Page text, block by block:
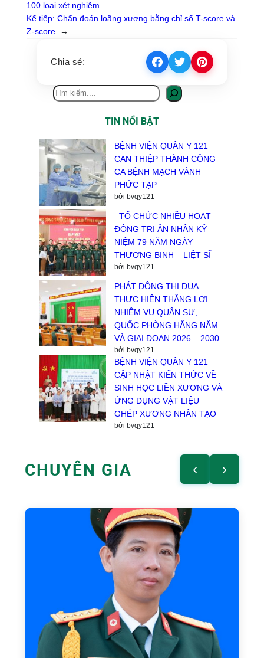
100 loại xét nghiệm
Kế tiếp: Chẩn đoán loãng xương bằng chỉ số T-score và
Z-score
→
Chia sẻ:
T
i
ế
m
TIN NỔI BẬT
BỆNH VIỆN QUÂN Y 121
CAN THIỆP THÀNH CÔNG
CA BỆNH MẠCH VÀNH
PHỨC TẠP
bởi bvqy121
TỔ CHỨC NHIỀU HOẠT
ĐỘNG TRI ÂN NHÂN KỶ
NIỆM 79 NĂM NGÀY
THƯƠNG BINH – LIỆT SĨ
bởi bvqy121
PHÁT ĐỘNG THI ĐUA
THỰC HIỆN THẮNG LỢI
NHIỆM VỤ QUÂN SỰ,
QUỐC PHÒNG HẰNG NĂM
VÀ GIAI ĐOẠN 2026 – 2030
bởi bvqy121
BỆNH VIỆN QUÂN Y 121
CẬP NHẬT KIẾN THỨC VỀ
SINH HỌC LIỀN XƯƠNG VÀ
ỨNG DỤNG VẬT LIỆU
GHÉP XƯƠNG NHÂN TẠO
bởi bvqy121
CHUYÊN GIA ‹ ›